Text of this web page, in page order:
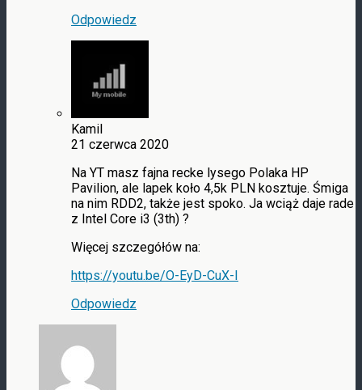
Odpowiedz
Kamil
21 czerwca 2020
Na YT masz fajna recke lysego Polaka HP
Pavilion, ale lapek koło 4,5k PLN kosztuje. Śmiga
na nim RDD2, także jest spoko. Ja wciąż daje rade
z Intel Core i3 (3th) ?
Więcej szczegółów na:
https://youtu.be/O-EyD-CuX-I
Odpowiedz